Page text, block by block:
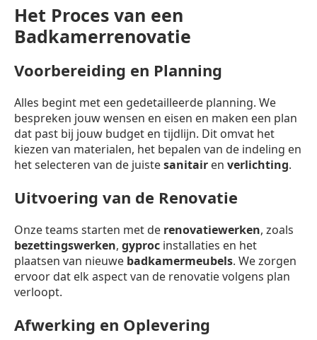
Het Proces van een
Badkamerrenovatie
Voorbereiding en Planning
Alles begint met een gedetailleerde planning. We
bespreken jouw wensen en eisen en maken een plan
dat past bij jouw budget en tijdlijn. Dit omvat het
kiezen van materialen, het bepalen van de indeling en
het selecteren van de juistesanitair en verlichting.
Uitvoering van de Renovatie
Onze teams starten met de renovatiewerken, zoals
bezettingswerken, gyproc installaties en het
plaatsen van nieuwe badkamermeubels. We zorgen
ervoor dat elk aspect van de renovatie volgens plan
verloopt.
Afwerking en Oplevering